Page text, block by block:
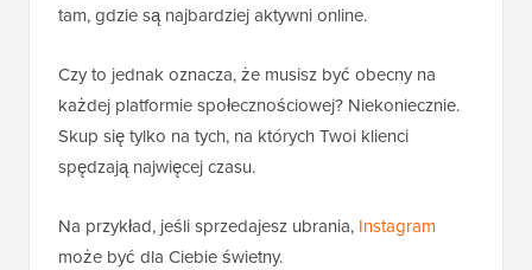
tam, gdzie są najbardziej aktywni online.
Czy to jednak oznacza, że musisz być obecny na
każdej platformie społecznościowej? Niekoniecznie.
Skup się tylko na tych, na których Twoi klienci
spędzają najwięcej czasu.
Na przykład, jeśli sprzedajesz ubrania, Instagram
może być dla Ciebie świetny.